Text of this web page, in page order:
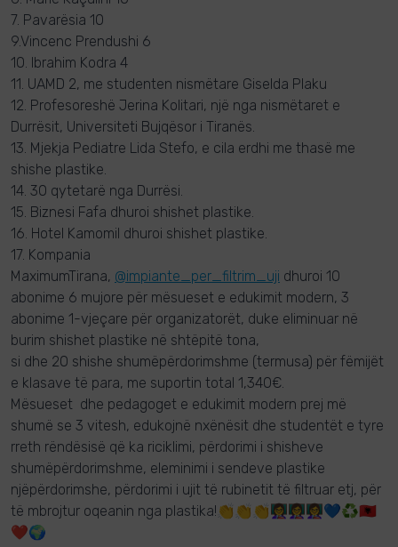
7. Pavarësia 10
9.Vincenc Prendushi 6
10. Ibrahim Kodra 4
11. UAMD 2, me studenten nismëtare Giselda Plaku
12. Profesoreshë Jerina Kolitari, një nga nismëtaret e
Durrësit, Universiteti Bujqësor i Tiranës.
13. Mjekja Pediatre Lida Stefo, e cila erdhi me thasë me
shishe plastike.
14. 30 qytetarë nga Durrësi.
15. Biznesi Fafa dhuroi shishet plastike.
16. Hotel Kamomil dhuroi shishet plastike.
17. Kompania
MaximumTirana, @impiante_per_filtrim_uji dhuroi 10
abonime 6 mujore për mësueset e edukimit modern, 3
abonime 1-vjeçare për organizatorët, duke eliminuar në
burim shishet plastike në shtëpitë tona,
si dhe 20 shishe shumëpërdorimshme (termusa) për fëmijët
e klasave të para, me suportin total 1,340€.
Mësueset dhe pedagoget e edukimit modern prej më
shumë se 3 vitesh, edukojnë nxënësit dhe studentët e tyre
rreth rëndësisë që ka riciklimi, përdorimi i shisheve
shumëpërdorimshme, eleminimi i sendeve plastike
njëpërdorimshe, përdorimi i ujit të rubinetit të filtruar etj, për
të mbrojtur oqeanin nga plastika!👏👏👏👩‍🏫👩‍🏫👩‍🏫💙♻️🇦🇱
❤️🌍